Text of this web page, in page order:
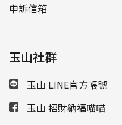
申訴信箱
玉山社群
玉山 LINE官方帳號
玉山 招財納福喵喵